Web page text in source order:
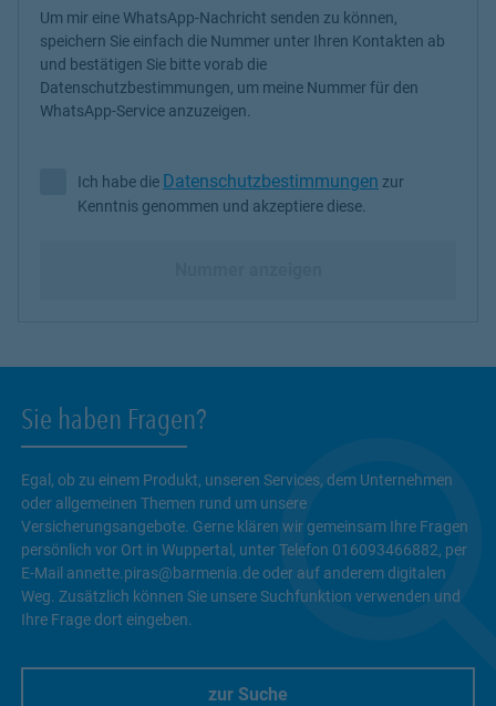
Um mir eine WhatsApp-Nachricht senden zu können,
speichern Sie einfach die Nummer unter Ihren Kontakten ab
und bestätigen Sie bitte vorab die
Datenschutzbestimmungen, um meine Nummer für den
WhatsApp-Service anzuzeigen.
Ich habe die Datenschutzbestimmungen zur Kenntnis
Ich habe die Datenschutzbestimmungen zur
Kenntnis genommen und akzeptiere diese.
Sie haben Fragen?
Egal, ob zu einem Produkt, unseren Services, dem Unternehmen
oder allgemeinen Themen rund um unsere
Versicherungsangebote. Gerne klären wir gemeinsam Ihre Fragen
persönlich vor Ort in Wuppertal, unter Telefon 016093466882, per
E-Mail annette.piras@barmenia.de oder auf anderem digitalen
Weg. Zusätzlich können Sie unsere Suchfunktion verwenden und
Ihre Frage dort eingeben.
zur Suche